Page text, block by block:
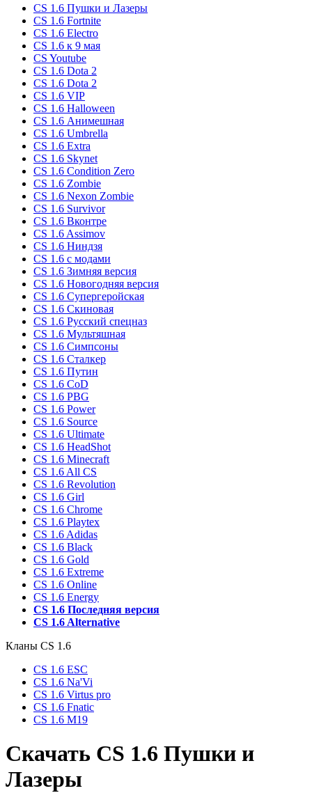
CS 1.6 Пушки и Лазеры
CS 1.6 Fortnite
CS 1.6 Electro
CS 1.6 к 9 мая
CS Youtube
CS 1.6 Dota 2
CS 1.6 Dota 2
CS 1.6 VIP
CS 1.6 Halloween
CS 1.6 Анимешная
CS 1.6 Umbrella
CS 1.6 Extra
CS 1.6 Skynet
CS 1.6 Condition Zero
CS 1.6 Zombie
CS 1.6 Nexon Zombie
CS 1.6 Survivor
CS 1.6 Вконтре
CS 1.6 Assimov
CS 1.6 Ниндзя
CS 1.6 с модами
CS 1.6 Зимняя версия
CS 1.6 Новогодняя версия
CS 1.6 Супергеройская
CS 1.6 Скиновая
CS 1.6 Русский спецназ
CS 1.6 Мультяшная
CS 1.6 Симпсоны
CS 1.6 Сталкер
CS 1.6 Путин
CS 1.6 CoD
CS 1.6 PBG
CS 1.6 Power
CS 1.6 Source
CS 1.6 Ultimate
CS 1.6 HeadShot
CS 1.6 Minecraft
CS 1.6 All CS
CS 1.6 Revolution
CS 1.6 Girl
CS 1.6 Chrome
CS 1.6 Playtex
CS 1.6 Adidas
CS 1.6 Black
CS 1.6 Gold
CS 1.6 Extreme
CS 1.6 Online
CS 1.6 Energy
CS 1.6 Последняя версия
CS 1.6 Alternative
Кланы СS 1.6
CS 1.6 ESC
CS 1.6 Na'Vi
CS 1.6 Virtus pro
CS 1.6 Fnatic
CS 1.6 M19
Cкачать CS 1.6 Пушки и
Лазеры